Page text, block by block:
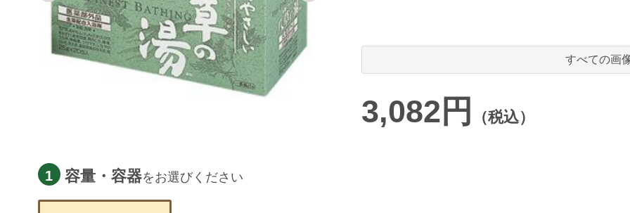
すべての画
3,082円 （税込）
1 容量・容器をお選びください